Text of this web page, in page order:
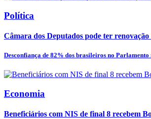
Política
Câmara dos Deputados pode ter renovação
Desconfiança de 82% dos brasileiros no Parlamento
Economia
Beneficiários com NIS de final 8 recebem